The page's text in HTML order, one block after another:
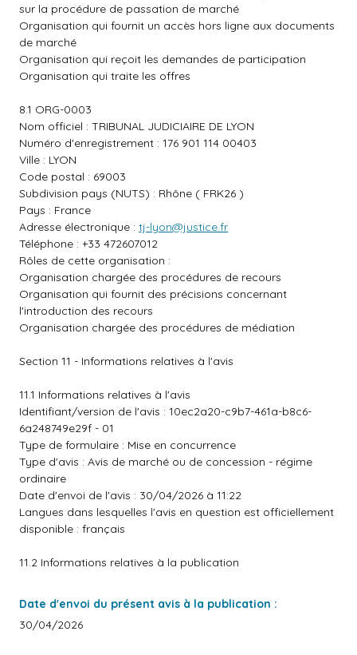
sur la procédure de passation de marché
Organisation qui fournit un accès hors ligne aux documents
de marché
Organisation qui reçoit les demandes de participation
Organisation qui traite les offres
8.1 ORG-0003
Nom officiel : TRIBUNAL JUDICIAIRE DE LYON
Numéro d'enregistrement : 176 901 114 00403
Ville : LYON
Code postal : 69003
Subdivision pays (NUTS) : Rhône ( FRK26 )
Pays : France
Adresse électronique : tj-lyon@justice.fr
Téléphone : +33 472607012
Rôles de cette organisation :
Organisation chargée des procédures de recours
Organisation qui fournit des précisions concernant
l'introduction des recours
Organisation chargée des procédures de médiation
Section 11 - Informations relatives à l'avis
11.1 Informations relatives à l'avis
Identifiant/version de l'avis : 10ec2a20-c9b7-461a-b8c6-
6a248749e29f - 01
Type de formulaire : Mise en concurrence
Type d'avis : Avis de marché ou de concession - régime
ordinaire
Date d'envoi de l'avis : 30/04/2026 à 11:22
Langues dans lesquelles l'avis en question est officiellement
disponible : français
11.2 Informations relatives à la publication
Date d'envoi du présent avis à la publication :
30/04/2026